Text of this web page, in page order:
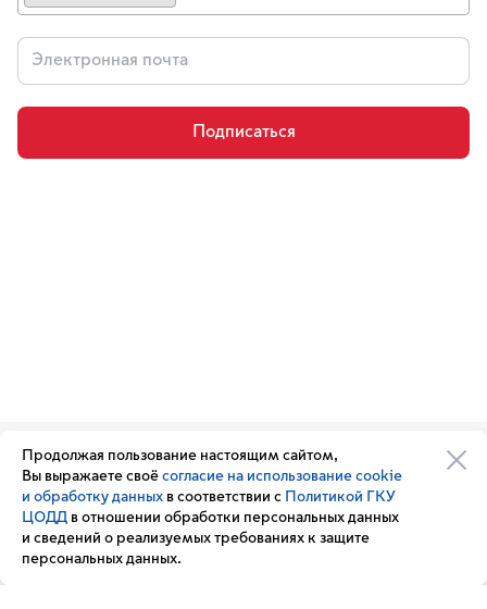
Подписаться
Организации транспортного
комплекса
Транспортный комплекс
России
Новости
Обратная связь
Подписка
на новости
Вакансии
Продолжая пользование настоящим сайтом,
Вы выражаете своё согласие на использование cookie
и обработку данных в соответствии с Политикой ГКУ
ЦОДД в отношении обработки персональных данных
и сведений о реализуемых требованиях к защите
персональных данных.